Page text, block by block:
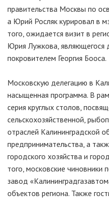
правительства Москвы по
а Юрий Росляк курировал в
того, ожидается визит в
Юрия Лужкова, являющегося
покровителем Георгия Бооса.
Московскую делегацию в
насыщенная программа. В
серия круглых столов,
сельскохозяйственной,
отраслей Калининградской
предпринимательства, а
городского хозяйства и
того, московские чиновники
завод
объектов региона. Также